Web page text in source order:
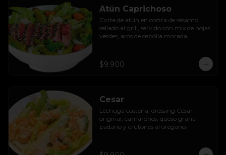
Atún Caprichoso
Corte de atún en costra de sésamo
sellado al grill, servido con mix de hojas
verdes, aros de cebolla morada
almendras.
$9.900
Cesar
Lechuga costeña, dressing César
original, camarones, queso grana
padano y crutones al orégano.